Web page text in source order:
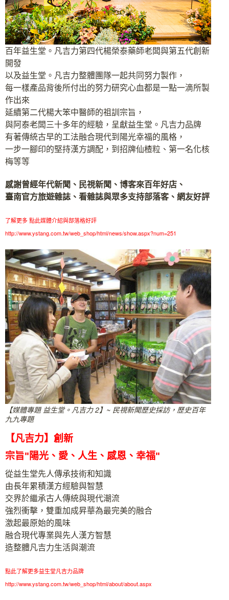
百年益生堂。凡吉力第四代楊榮泰藥師老闆與第五代創新
開發
以及益生堂。凡吉力整體團隊一起共同努力製作，
每一樣產品背後所付出的努力研究心血都是一點一滴所製
作出來
延續第二代楊大笨中醫師的祖訓宗旨，
與阿泰老闆三十多年的經驗，呈獻益生堂。凡吉力品牌
有著傳統古早的工法融合現代到陽光幸福的風格，
一步一腳印的堅持漢方調配，到招牌仙楂粒、第一名化核
梅等等
感謝曾經年代新聞、民視新聞、博客來百年好店、
臺南官方旅遊雜誌、看雜誌與眾多支持部落客、網友好評
了解更多 點此媒體介紹與部落格好評
http://www.ystang.com.tw/web_shop/html/news/show.aspx?num=251
【媒體專題 益生堂。凡吉力 2】~ 民視新聞歷史採訪，歷史百年
九九專題
【凡吉力】創新
宗旨"陽光、愛、人生、感恩、幸福"
從益生堂先人傳承技術和知識
由長年累積漢方經驗與智慧
交界於繼承古人傳統與現代潮流
強烈衝擊，雙重加成昇華為最完美的融合
激起最原始的風味
融合現代專業與先人漢方智慧
造整體凡吉力生活與潮流
點此了解更多益生堂凡吉力品牌
http://www.ystang.com.tw/web_shop/html/about/about.aspx